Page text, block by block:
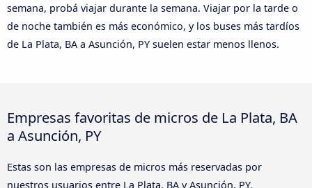
semana, probá viajar durante la semana. Viajar por la tarde o
de noche también es más económico, y los buses más tardíos
de La Plata, BA a Asunción, PY suelen estar menos llenos.
Empresas favoritas de micros de La Plata, BA
a Asunción, PY
Estas son las empresas de micros más reservadas por
nuestros usuarios entre La Plata, BA y Asunción, PY.